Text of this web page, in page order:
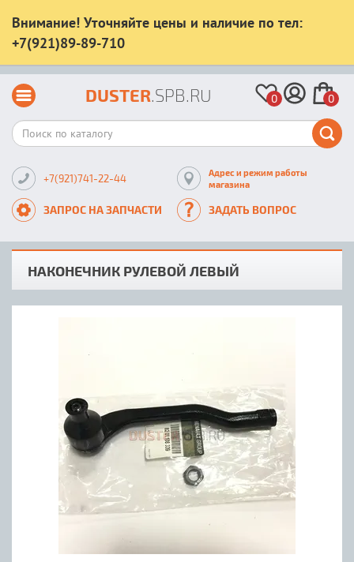
Внимание! Уточняйте цены и наличие по тел:
+7(921)89-89-710
DUSTER.SPB.RU 0 0
+7(921)741-22-44
Адрес и режим работы
магазина
ЗАПРОС НА ЗАПЧАСТИ ЗАДАТЬ ВОПРОС
НАКОНЕЧНИК РУЛЕВОЙ ЛЕВЫЙ